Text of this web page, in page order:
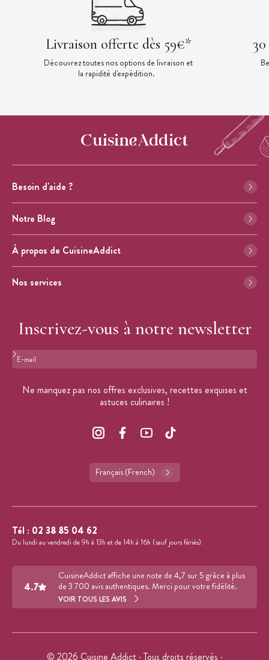
Livraison offerte dès 59€*
Découvrez toutes nos options de livraison et
la rapidité d'expédition.
Besoin d'aide ?
Notre Blog
À propos de CuisineAddict
Nos services
Inscrivez-vous à notre newsletter
Format : adresse@email.com
Ne manquez pas nos offres exclusives, recettes exquises et
astuces culinaires !
Français (French)
Tél : 02 38 85 04 62
Du lundi au vendredi de 9h à 13h et de 14h à 16h (sauf jours fériés).
4.7
CuisineAddict affiche une note de 4,7 sur 5 grâce à plus
de 3 700 avis authentiques. Merci pour votre fidélité.
VOIR TOUS LES AVIS
© 2026 Cuisine Addict · Tous droits réservés ·